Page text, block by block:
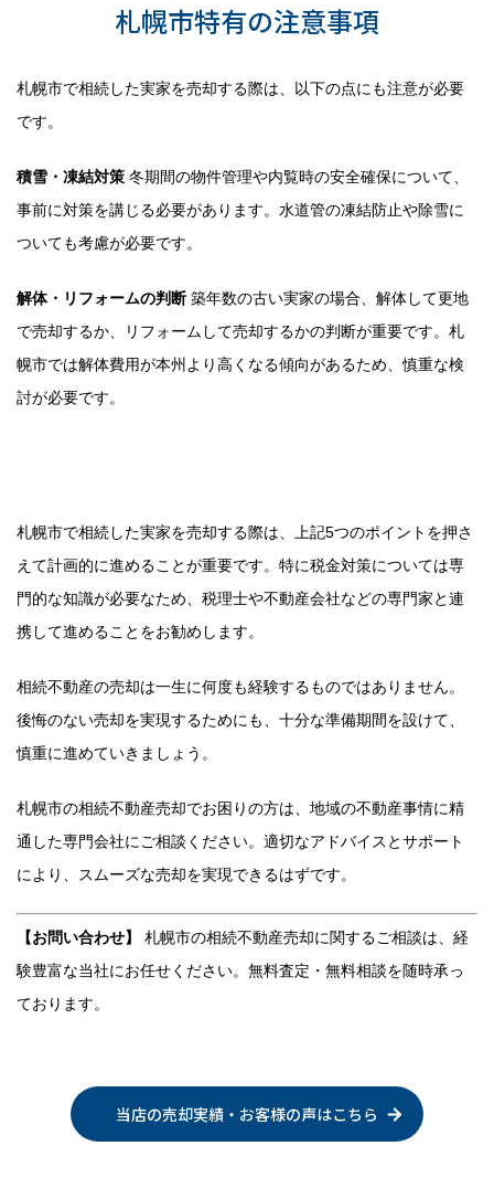
札幌市特有の注意事項
札幌市で相続した実家を売却する際は、以下の点にも注意が必要
です。
積雪・凍結対策 冬期間の物件管理や内覧時の安全確保について、
事前に対策を講じる必要があります。水道管の凍結防止や除雪に
ついても考慮が必要です。
解体・リフォームの判断 築年数の古い実家の場合、解体して更地
で売却するか、リフォームして売却するかの判断が重要です。札
幌市では解体費用が本州より高くなる傾向があるため、慎重な検
討が必要です。
札幌市で相続した実家を売却する際は、上記5つのポイントを押さ
えて計画的に進めることが重要です。特に税金対策については専
門的な知識が必要なため、税理士や不動産会社などの専門家と連
携して進めることをお勧めします。
相続不動産の売却は一生に何度も経験するものではありません。
後悔のない売却を実現するためにも、十分な準備期間を設けて、
慎重に進めていきましょう。
札幌市の相続不動産売却でお困りの方は、地域の不動産事情に精
通した専門会社にご相談ください。適切なアドバイスとサポート
により、スムーズな売却を実現できるはずです。
【お問い合わせ】
札幌市の相続不動産売却に関するご相談は、経
験豊富な当社にお任せください。無料査定・無料相談を随時承っ
ております。
当店の売却実績・お客様の声はこちら